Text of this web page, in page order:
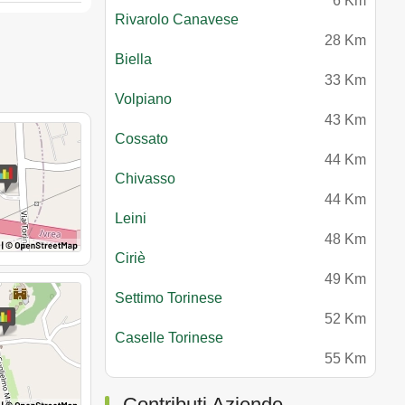
Rivarolo Canavese
28 Km
Biella
33 Km
Volpiano
43 Km
Cossato
44 Km
Chivasso
44 Km
Leini
48 Km
Ciriè
49 Km
Settimo Torinese
52 Km
Caselle Torinese
55 Km